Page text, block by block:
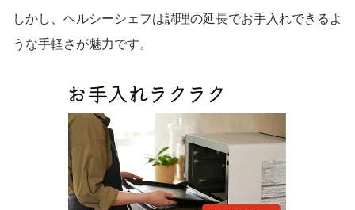
しかし、ヘルシーシェフは調理の延長でお手入れできるよ
うな手軽さが魅力です。